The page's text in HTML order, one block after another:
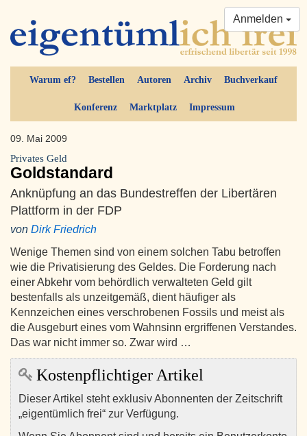
Warum ef? Bestellen Autoren Archiv Buchverkauf
Konferenz Marktplatz Impressum
Anmelden
09. Mai 2009
Privates Geld
Goldstandard
Anknüpfung an das Bundestreffen der Libertären
Plattform in der FDP
von Dirk Friedrich
Wenige Themen sind von einem solchen Tabu betroffen
wie die Privatisierung des Geldes. Die Forderung nach
einer Abkehr vom behördlich verwalteten Geld gilt
bestenfalls als unzeitgemäß, dient häufiger als
Kennzeichen eines verschrobenen Fossils und meist als
die Ausgeburt eines vom Wahnsinn ergriffenen Verstandes.
Das war nicht immer so. Zwar wird …
Kostenpflichtiger Artikel
Dieser Artikel steht exklusiv Abonnenten der Zeitschrift
„eigentümlich frei“ zur Verfügung.